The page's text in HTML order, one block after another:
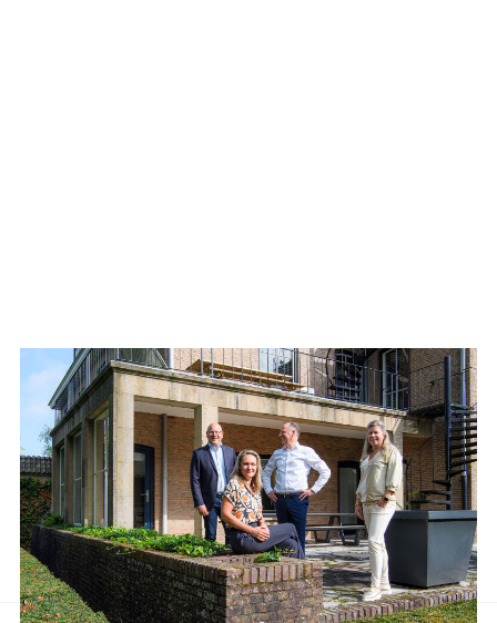
Aanbod van LUC
Neem de tijd om onze lijst met beschikbare object te bekijken en
aarzel niet om contact met ons op te nemen als u vragen heeft, meer
informatie wilt of een bezichtiging wil plannen.
Ons team van vastgoedprofessionals staat klaar om u te helpen bij
elke stap van het proces.